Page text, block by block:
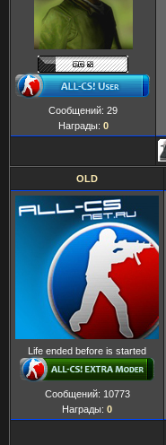
Сообщений: 29
Награды: 0
OLD
Life ended before is started
Сообщений: 10773
Награды: 0